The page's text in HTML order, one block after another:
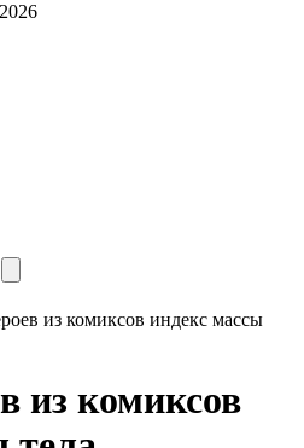
из комиксов индекс массы
из комиксов